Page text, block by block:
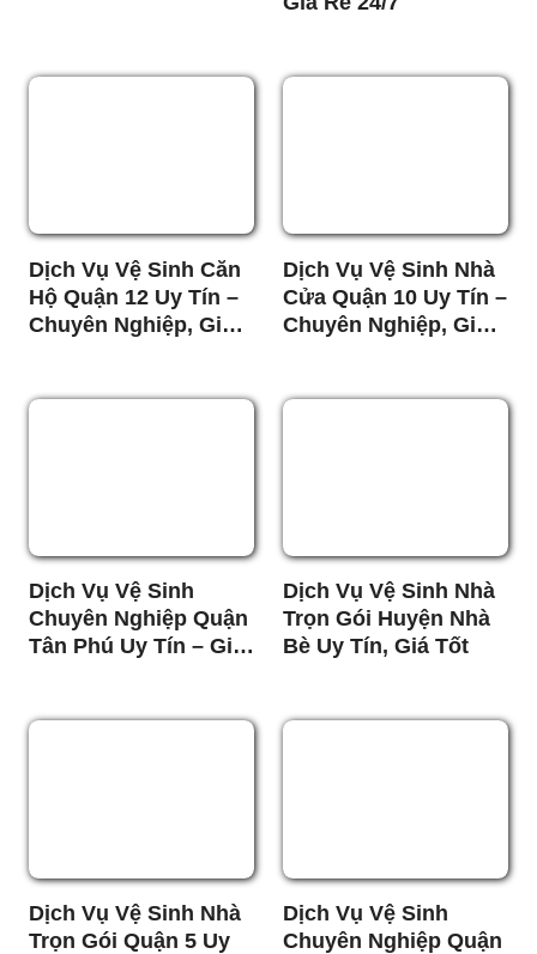
Dịch Vụ Vệ Sinh Căn
Hộ Quận 12 Uy Tín –
Chuyên Nghiệp, Giá
Dịch Vụ Vệ Sinh Nhà
Cửa Quận 10 Uy Tín –
Chuyên Nghiệp, Giá
Dịch Vụ Vệ Sinh
Chuyên Nghiệp Quận
Tân Phú Uy Tín – Giá
Dịch Vụ Vệ Sinh Nhà
Trọn Gói Huyện Nhà
Bè Uy Tín, Giá Tốt
Dịch Vụ Vệ Sinh Nhà
Trọn Gói Quận 5 Uy
Dịch Vụ Vệ Sinh
Chuyên Nghiệp Quận